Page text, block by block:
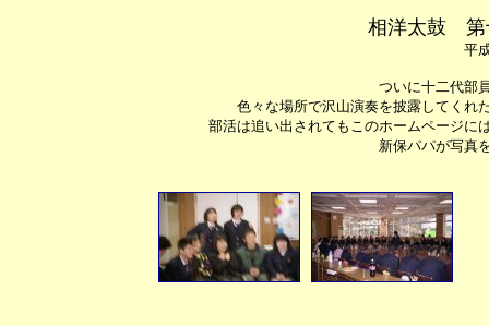
相洋太鼓 第
平
ついに十二代部
色々な場所で沢山演奏を披露してくれ
部活は追い出されてもこのホームページに
新保パパが写真